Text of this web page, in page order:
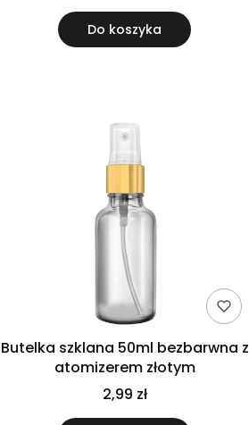
Do koszyka
Butelka szklana 50ml bezbarwna z
atomizerem złotym
2,99 zł